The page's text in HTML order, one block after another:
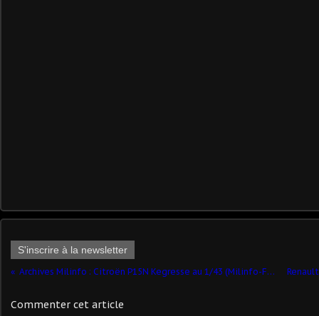
S'inscrire à la newsletter
Archives Milinfo : Citroën P15N Kegresse au 1/43 (Milinfo-Focus hors-série 4 &5)
Commenter cet article